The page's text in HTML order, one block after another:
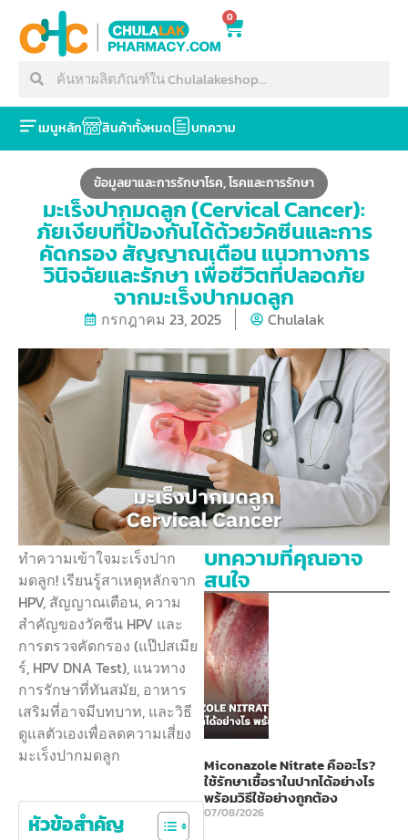
0
เมนูหลัก สินค้าทั้งหมด บทความ
ข้อมูลยาและการรักษาโรค,โรคและการรักษา
มะเร็งปากมดลูก (Cervical Cancer):
ภัยเงียบที่ป้องกันได้ด้วยวัคซีนและการ
คัดกรอง สัญญาณเตือน แนวทางการ
วินิจฉัยและรักษา เพื่อชีวิตที่ปลอดภัย
จากมะเร็งปากมดลูก
กรกฎาคม 23, 2025 Chulalak
ทำความเข้าใจมะเร็งปาก
มดลูก! เรียนรู้สาเหตุหลักจาก
HPV, สัญญาณเตือน, ความ
สำคัญของวัคซีน HPV และ
การตรวจคัดกรอง (แป๊ปสเมีย
ร์, HPV DNA Test), แนวทาง
การรักษาที่ทันสมัย, อาหาร
เสริมที่อาจมีบทบาท, และวิธี
ดูแลตัวเองเพื่อลดความเสี่ยง
มะเร็งปากมดลูก
หัวข้อสำคัญ
บทความที่คุณอาจ
สนใจ
Miconazole Nitrate คืออะไร?
ใช้รักษาเชื้อราในปากได้อย่างไร
พร้อมวิธีใช้อย่างถูกต้อง
07/08/2026